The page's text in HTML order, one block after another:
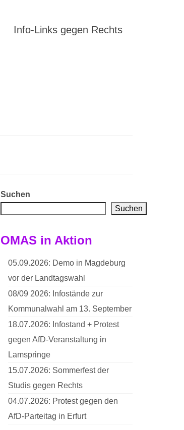
Info-Links gegen Rechts
Suchen
Suchen
OMAS in Aktion
05.09.2026: Demo in Magdeburg
vor der Landtagswahl
08/09 2026: Infostände zur
Kommunalwahl am 13. September
18.07.2026: Infostand + Protest
gegen AfD-Veranstaltung in
Lamspringe
15.07.2026: Sommerfest der
Studis gegen Rechts
04.07.2026: Protest gegen den
AfD-Parteitag in Erfurt